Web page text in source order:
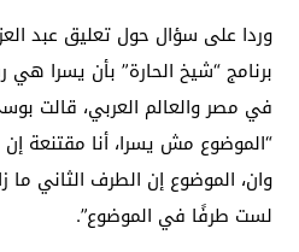
وردا على سؤال حول تعليق عبد
برنامج “شيخ الحارة” بأن يسرا
في مصر والعالم العربي، قالت
“الموضوع مش يسرا، أنا مقتنعة إن
وان، الموضوع إن الطرف الثاني ما
لست طرفًا في الموضوع”.